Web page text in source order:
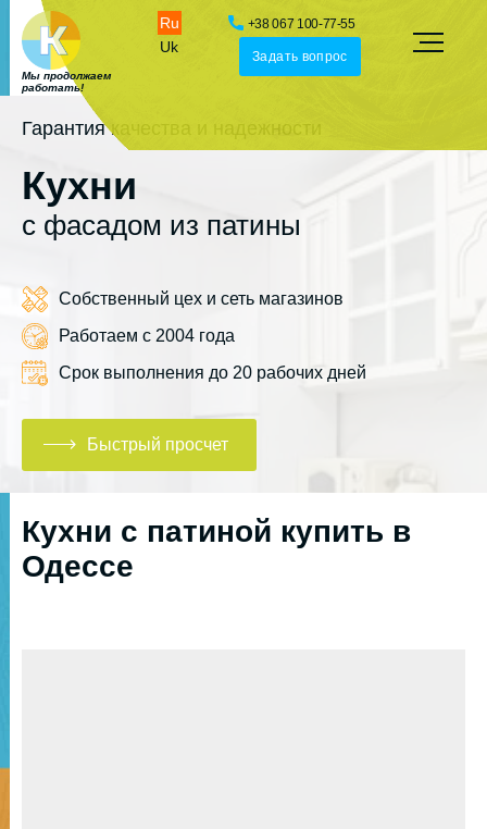
Мы продолжаем
работать!
Uk
Ru +38 067 100-77-55
Задать вопрос
Гарантия качества и надежности
Кухни
с фасадом из патины
Собственный цех и сеть магазинов
Работаем с 2004 года
Срок выполнения до 20 рабочих дней
Быстрый просчет
Кухни с патиной купить в
Одессе